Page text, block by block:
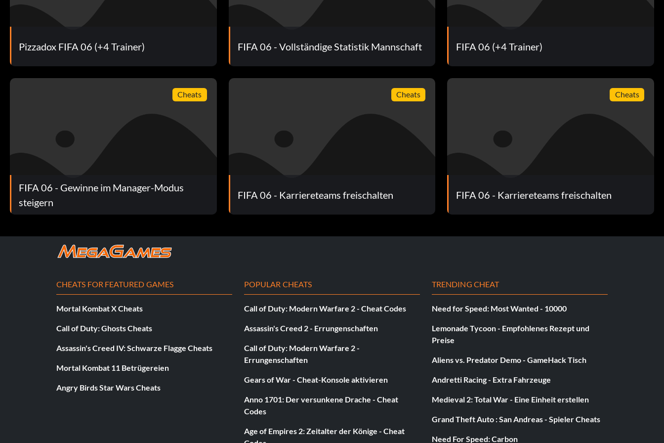
500 points: Win the Football League 1
750 points: Successfully complete the 5 minute challenge
750 points: Win the Football League Championship
750 points: Win the Scottish Premier League
1,000 points: Win the English Cup
1,500 points: Win the F.A. Premier League
Use this team when playing friendlies or tournaments. Do not use this team in manager mode, as their salary will be
Formation: 4-2-4
GK: Buffon Juventus
LB: Zambrotta Juventus
Pizzadox FIFA 06 (+4 Trainer) FIFA 06 - Vollständige Statistik Mannschaft FIFA 06 (+4 Trainer)
Cheats
FIFA 06 - Gewinne im Manager-Modus
steigern
Cheats
FIFA 06 - Karriereteams freischalten
Cheats
FIFA 06 - Karriereteams freischalten
CHEATS FOR FEATURED GAMES
Mortal Kombat X Cheats
Call of Duty: Ghosts Cheats
Assassin's Creed IV: Schwarze Flagge Cheats
Mortal Kombat 11 Betrügereien
Angry Birds Star Wars Cheats
POPULAR CHEATS
Call of Duty: Modern Warfare 2 - Cheat Codes
Assassin's Creed 2 - Errungenschaften
Call of Duty: Modern Warfare 2 -
Errungenschaften
Gears of War - Cheat-Konsole aktivieren
Anno 1701: Der versunkene Drache - Cheat
Codes
Age of Empires 2: Zeitalter der Könige - Cheat
TRENDING CHEAT
Need for Speed: Most Wanted - 10000
Lemonade Tycoon - Empfohlenes Rezept und
Preise
Aliens vs. Predator Demo - GameHack Tisch
Andretti Racing - Extra Fahrzeuge
Medieval 2: Total War - Eine Einheit erstellen
Grand Theft Auto : San Andreas - Spieler Cheats
Need For Speed: Carbon